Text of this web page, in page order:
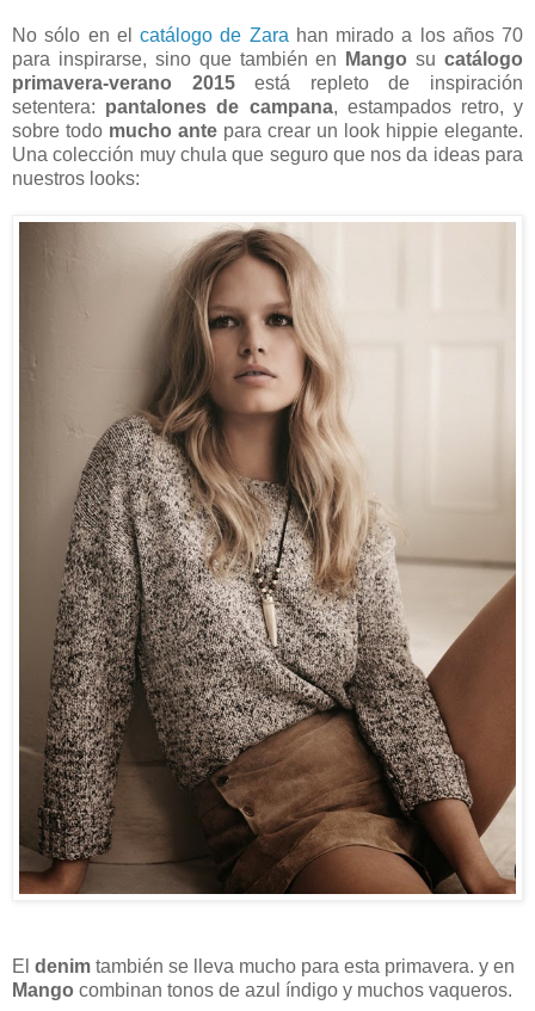
No sólo en el catálogo de Zara han mirado a los años 70
para inspirarse, sino que también en
Mango su catálogo
primavera-verano 2015está repleto de inspiración
setentera: pantalones de campana, estampados retro, y
sobre todo mucho ante para crear un look hippie elegante.
Una colección muy chula que seguro que nos da ideas para
nuestros looks:
El denim también se lleva mucho para esta primavera. y en
Mango combinan tonos de azul índigo y muchos vaqueros.